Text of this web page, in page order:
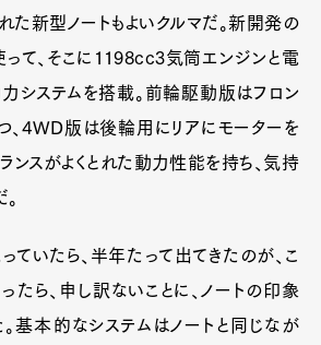
新型ノートもよいクルマだ。新開発の
って、そこに1198cc3気筒エンジンと電
システムを搭載。前輪駆動版はフロン
、4WD版は後輪用にリアにモーターを
ランスがよくとれた動力性能を持ち、気持
っていたら、半年たって出てきたのが、こ
ったら、申し訳ないことに、ノートの印象
基本的なシステムはノートと同じなが